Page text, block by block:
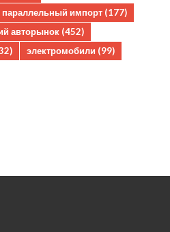
параллельный импорт (177)
авторынок (452)
электромобили (99)